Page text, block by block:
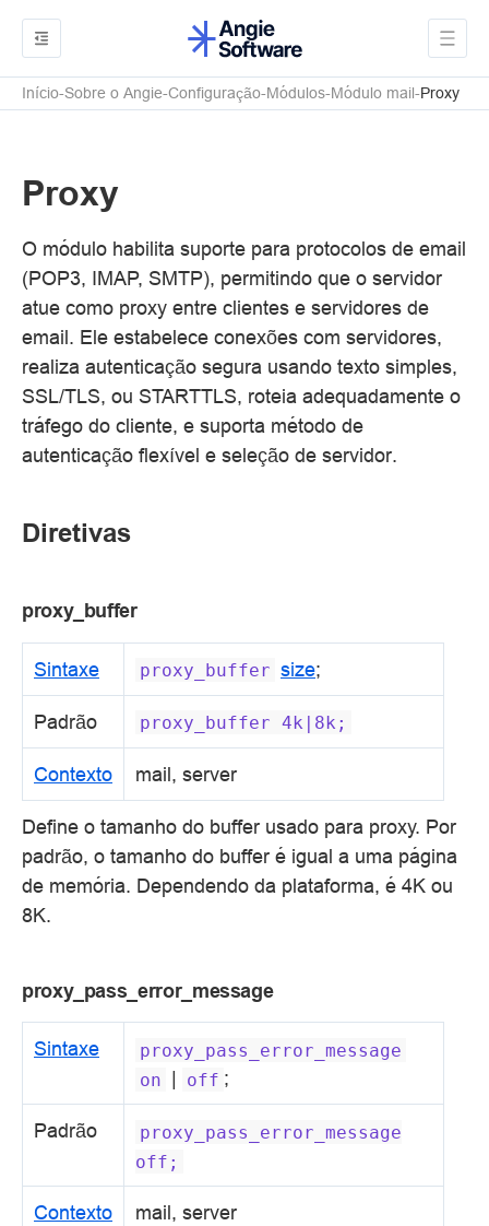
Início Sobre o Angie Configuração Módulos Módulo mail Proxy
Proxy
O módulo habilita suporte para protocolos de email
(POP3, IMAP, SMTP), permitindo que o servidor
atue como proxy entre clientes e servidores de
email. Ele estabelece conexões com servidores,
realiza autenticação segura usando texto simples,
SSL/TLS, ou STARTTLS, roteia adequadamente o
tráfego do cliente, e suporta método de
autenticação flexível e seleção de servidor.
Diretivas
proxy_buffer
Sintaxe proxy_buffer size;
Padrão proxy_buffer 4k|8k;
Contexto mail, server
Define o tamanho do buffer usado para proxy. Por
padrão, o tamanho do buffer é igual a uma página
de memória. Dependendo da plataforma, é 4K ou
8K.
proxy_pass_error_message
Sintaxe
proxy_pass_error_message
on | off ;
Padrão
proxy_pass_error_message
off;
Contexto mail, server